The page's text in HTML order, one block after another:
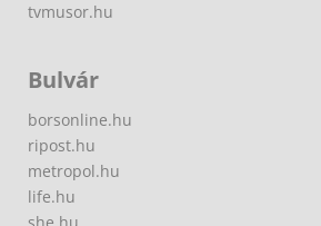
tvmusor.hu
Bulvár
borsonline.hu
ripost.hu
metropol.hu
life.hu